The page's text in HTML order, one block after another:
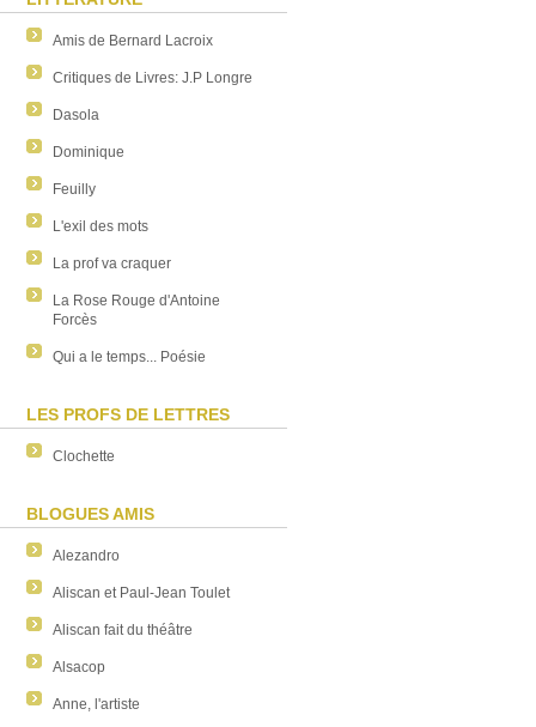
Amis de Bernard Lacroix
Critiques de Livres: J.P Longre
Dasola
Dominique
Feuilly
L'exil des mots
La prof va craquer
La Rose Rouge d'Antoine
Forcès
Qui a le temps... Poésie
LES PROFS DE LETTRES
Clochette
BLOGUES AMIS
Alezandro
Aliscan et Paul-Jean Toulet
Aliscan fait du théâtre
Alsacop
Anne, l'artiste